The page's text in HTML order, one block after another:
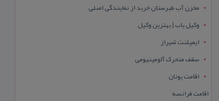
مخزن آب طبرستان خرید از نمایندگی اصلی
وکیل یاب | بهترین وکیل
ایمپلنت شیراز
سقف متحرک آلومینیومی
اقامت یونان
اقامت فرانسه